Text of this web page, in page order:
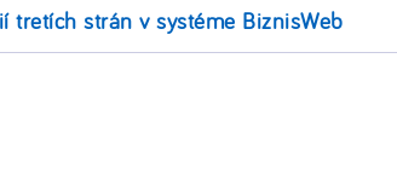
tretích strán v systéme BiznisWeb